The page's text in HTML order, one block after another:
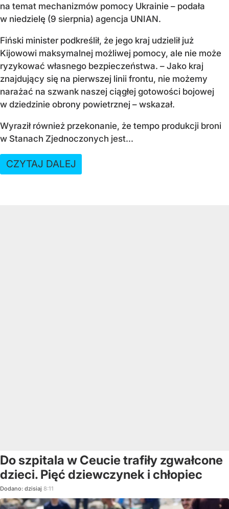
na temat mechanizmów pomocy Ukrainie – podała
w niedzielę (9 sierpnia) agencja UNIAN.
Fiński minister podkreślił, że jego kraj udzielił już
Kijowowi maksymalnej możliwej pomocy, ale nie może
ryzykować własnego bezpieczeństwa. – Jako kraj
znajdujący się na pierwszej linii frontu, nie możemy
narażać na szwank naszej ciągłej gotowości bojowej
w dziedzinie obrony powietrznej – wskazał.
Wyraził również przekonanie, że tempo produkcji broni
w Stanach Zjednoczonych jest...
CZYTAJ DALEJ
Do szpitala w Ceucie trafiły zgwałcone
dzieci. Pięć dziewczynek i chłopiec
Dodano: dzisiaj 8:11